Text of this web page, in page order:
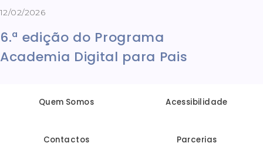
12/02/2026
6.ª edição do Programa
Academia Digital para Pais
Quem Somos Acessibilidade
Contactos Parcerias